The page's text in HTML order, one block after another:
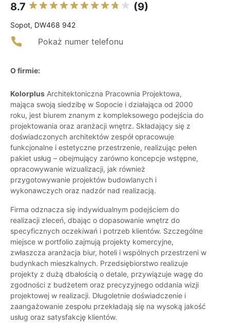
8.7 (9)
Sopot, DW468 942
Pokaż numer telefonu
O firmie:
Kolorplus Architektoniczna Pracownia Projektowa,
mająca swoją siedzibę w Sopocie i działająca od 2000
roku, jest biurem znanym z kompleksowego podejścia do
projektowania oraz aranżacji wnętrz. Składający się z
doświadczonych architektów zespół opracowuje
funkcjonalne i estetyczne przestrzenie, realizując pełen
pakiet usług – obejmujący zarówno koncepcje wstępne,
opracowywanie wizualizacji, jak również
przygotowywanie projektów budowlanych i
wykonawczych oraz nadzór nad realizacją.
Firma odznacza się indywidualnym podejściem do
realizacji zleceń, dbając o dopasowanie wnętrz do
specyficznych oczekiwań i potrzeb klientów. Szczególne
miejsce w portfolio zajmują projekty komercyjne,
zwłaszcza aranżacja biur, hoteli i wspólnych przestrzeni w
budynkach mieszkalnych. Przedsiębiorstwo realizuje
projekty z dużą dbałością o detale, przywiązuje wagę do
zgodności z budżetem oraz precyzyjnego oddania wizji
projektowej w realizacji. Długoletnie doświadczenie i
zaangażowanie zespołu przekładają się na wysoką jakość
usług oraz satysfakcję klientów.